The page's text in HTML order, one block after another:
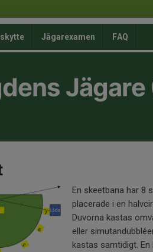
Jägarexamen FAQ
En skeetbana har 8
placerade i en
Duvorna kastas
eller
kastas samtidigt.